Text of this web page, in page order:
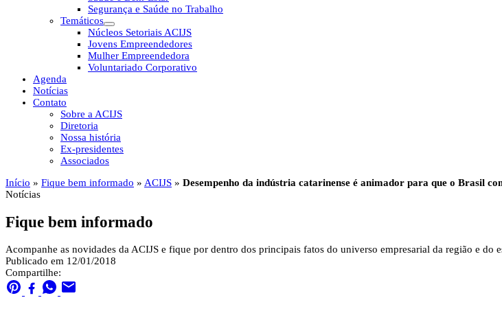
Segurança e Saúde no Trabalho
Temáticos
Núcleos Setoriais ACIJS
Jovens Empreendedores
Mulher Empreendedora
Voluntariado Corporativo
Agenda
Notícias
Contato
Sobre a ACIJS
Diretoria
Nossa história
Ex-presidentes
Associados
Início » Fique bem informado » ACIJS » Desempenho da indústria catarinense é animador para que o Brasil
Notícias
Fique bem informado
Acompanhe as novidades da ACIJS e fique por dentro dos principais fatos do universo empresarial da região e do
Publicado em 12/01/2018
Compartilhe: